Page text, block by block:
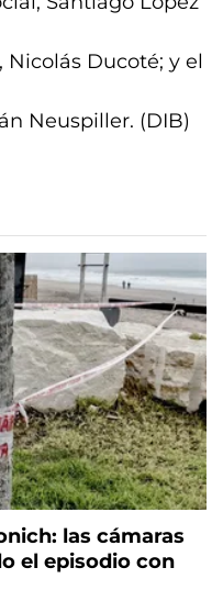
Ducoté; y el
Neuspiller. (DIB)
las cámaras
el episodio con